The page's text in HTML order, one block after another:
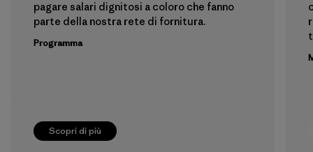
Scopri di più
pagare salari dignitosi a coloro che fanno
parte della nostra rete di fornitura.
Programma